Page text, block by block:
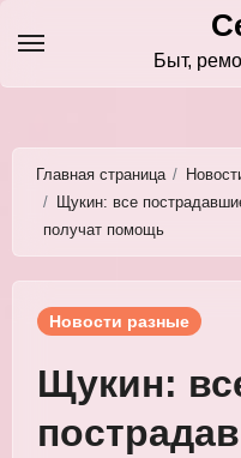
содержимому
Быт,
Главная страница
Щукин: все
получат помощь
Новости разные
Щукин: